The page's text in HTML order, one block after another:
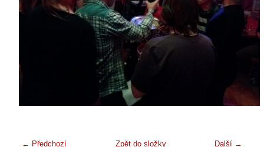
← Předchozí Další →
Zpět do složky